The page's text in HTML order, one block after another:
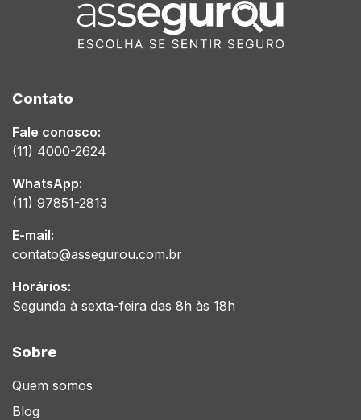
Contato
Fale conosco:
(11) 4000-2624
WhatsApp:
(11) 97851-2813
E-mail:
contato@assegurou.com.br
Horários:
Segunda à sexta-feira das 8h às 18h
Sobre
Quem somos
Blog